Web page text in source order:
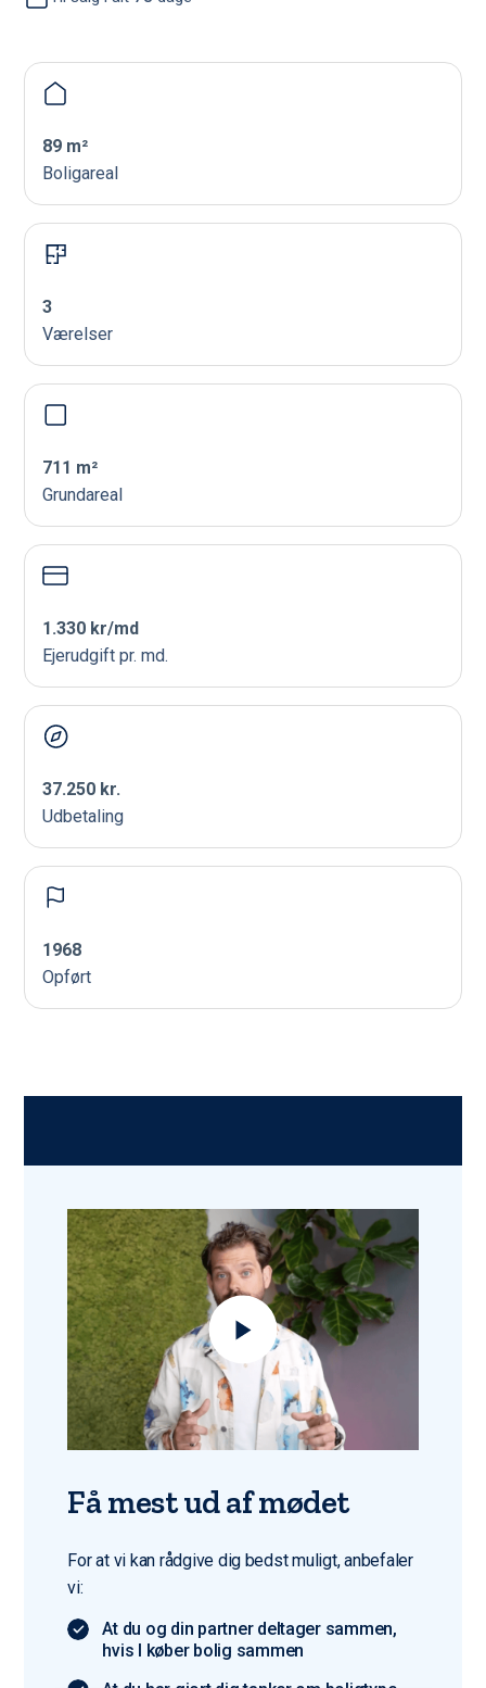
89 m²
Boligareal
3
Værelser
711 m²
Grundareal
1.330 kr/md
Ejerudgift pr. md.
37.250 kr.
Udbetaling
1968
Opført
Få mest ud af mødet
For at vi kan rådgive dig bedst muligt, anbefaler
vi:
At du og din partner deltager sammen,
hvis I køber bolig sammen